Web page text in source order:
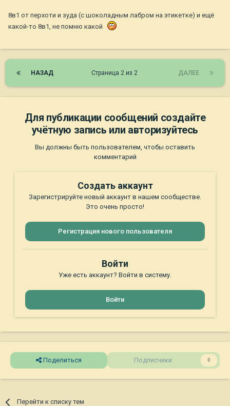
8в1 от перхоти и зуда (с шоколадным лабром на этикетке) и ещё
какой-то 8в1, не помню какой
НАЗАД ДАЛЕЕ
Страница 2 из 2
Для публикации сообщений создайте
учётную запись или авторизуйтесь
Вы должны быть пользователем, чтобы оставить
комментарий
Создать аккаунт
Зарегистрируйте новый аккаунт в нашем сообществе.
Это очень просто!
Регистрация нового пользователя
Войти
Уже есть аккаунт? Войти в систему.
Войти
Поделиться Подписчики 0
Перейти к списку тем